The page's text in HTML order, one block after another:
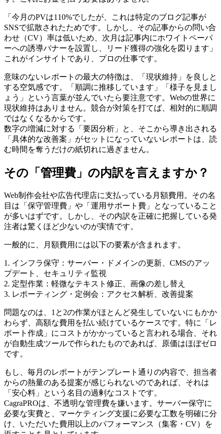
「今月のPVは110%でしたが、これは特定のブログ記事が
SNSで拡散されたためです。しかし、その記事からの問い合
わせ（CV）率は低いため、次月は記事内にホワイトペーパ
ーへの誘導バナーを設置し、リード獲得の強化を図ります」
これがインサイトであり、プロの仕事です。
意味のないレポートの最大の特徴は、「現状維持」を良しと
する空気感です。「順調に推移しています」「様子を見まし
ょう」という言葉が並んでいたら要注意です。Webの世界に
現状維持はありません。競合が対策を打てば、相対的に順調
ではなくなるからです。
数字の増減に対する「要因分析」と、そこから導き出される
「具体的な改善案」がセットになっていないレポートは、読
む時間を奪うだけの紙切れに過ぎません。
その「管理費」の内訳を言えますか？
Web制作会社や広告代理店に支払っている月額費用。その名
目は「保守管理費」や「運用サポート費」となっていること
が多いはずです。しかし、その内訳を正確に把握している発
注者は驚くほど少ないのが実情です。
一般的に、月額費用には以下の要素が含まれます。
1. インフラ保守：サーバー・ドメインの更新、CMSのアッ
プデート、セキュリティ監視
2. 定型作業：軽微なテキスト修正、画像の差し替え
3. レポーティング・定例会：アクセス解析、改善提案
問題なのは、1と2の作業がほとんど発生していないにもかか
わらず、高額な費用を払い続けているケースです。特に「レ
ポート作成」にコストがかかっていると言われる場合、それ
が自動生成ツールで作られたものであれば、原価はほぼゼロ
です。
もし、毎月のレポートがテンプレート通りの内容で、担当者
からの熱量のある提案が感じられないのであれば、それは
「安心料」という名目の過剰なコストです。
CagraPROは、不透明な管理費を嫌います。サーバー保守に
必要な実費と、マーケティング支援に必要な工数を明確に分
け、いただいた費用以上のパフォーマンス（集客・CV）を